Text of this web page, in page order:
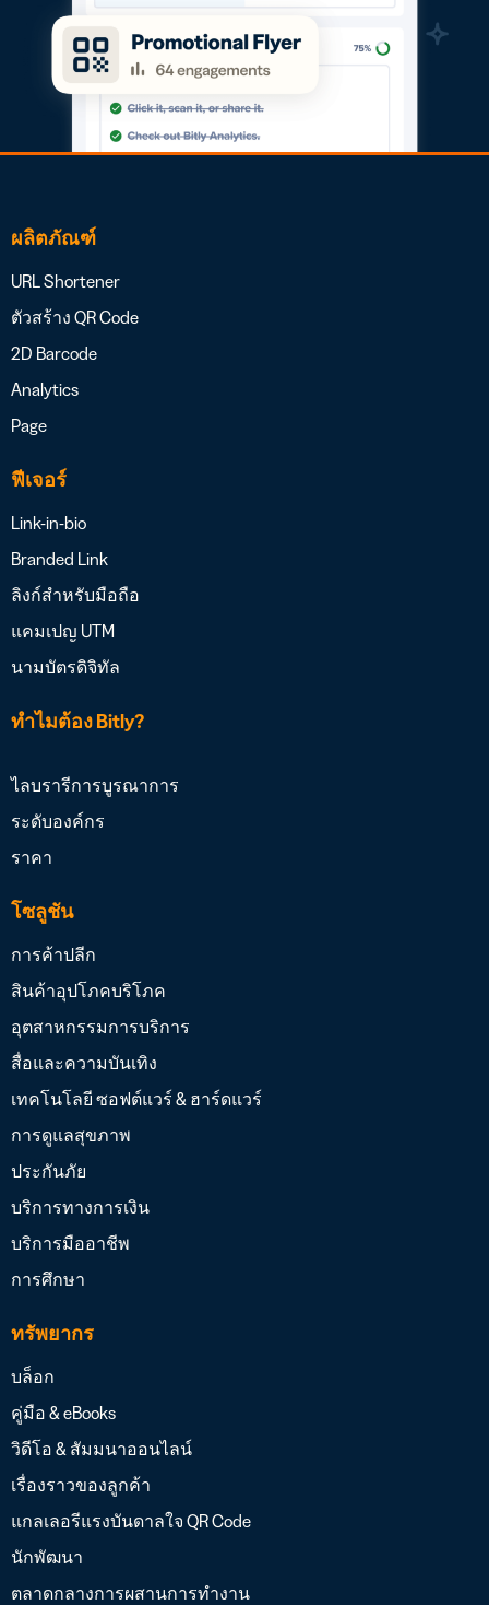
ผลิตภัณฑ์
URL Shortener
ตัวสร้าง QR Code
2D Barcode
Analytics
Page
ฟีเจอร์
Link-in-bio
Branded Link
ลิงก์สำหรับมือถือ
แคมเปญ UTM
นามบัตรดิจิทัล
ทำไมต้อง Bitly?
ไลบรารีการบูรณาการ
ระดับองค์กร
ราคา
โซลูชัน
การค้าปลีก
สินค้าอุปโภคบริโภค
อุตสาหกรรมการบริการ
สื่อและความบันเทิง
เทคโนโลยี ซอฟต์แวร์ & ฮาร์ดแวร์
การดูแลสุขภาพ
ประกันภัย
บริการทางการเงิน
บริการมืออาชีพ
การศึกษา
ทรัพยากร
บล็อก
คู่มือ & eBooks
วิดีโอ & สัมมนาออนไลน์
เรื่องราวของลูกค้า
แกลเลอรีแรงบันดาลใจ QR Code
นักพัฒนา
ตลาดกลางการผสานการทำงาน